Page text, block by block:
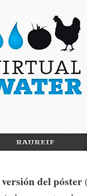
del póster